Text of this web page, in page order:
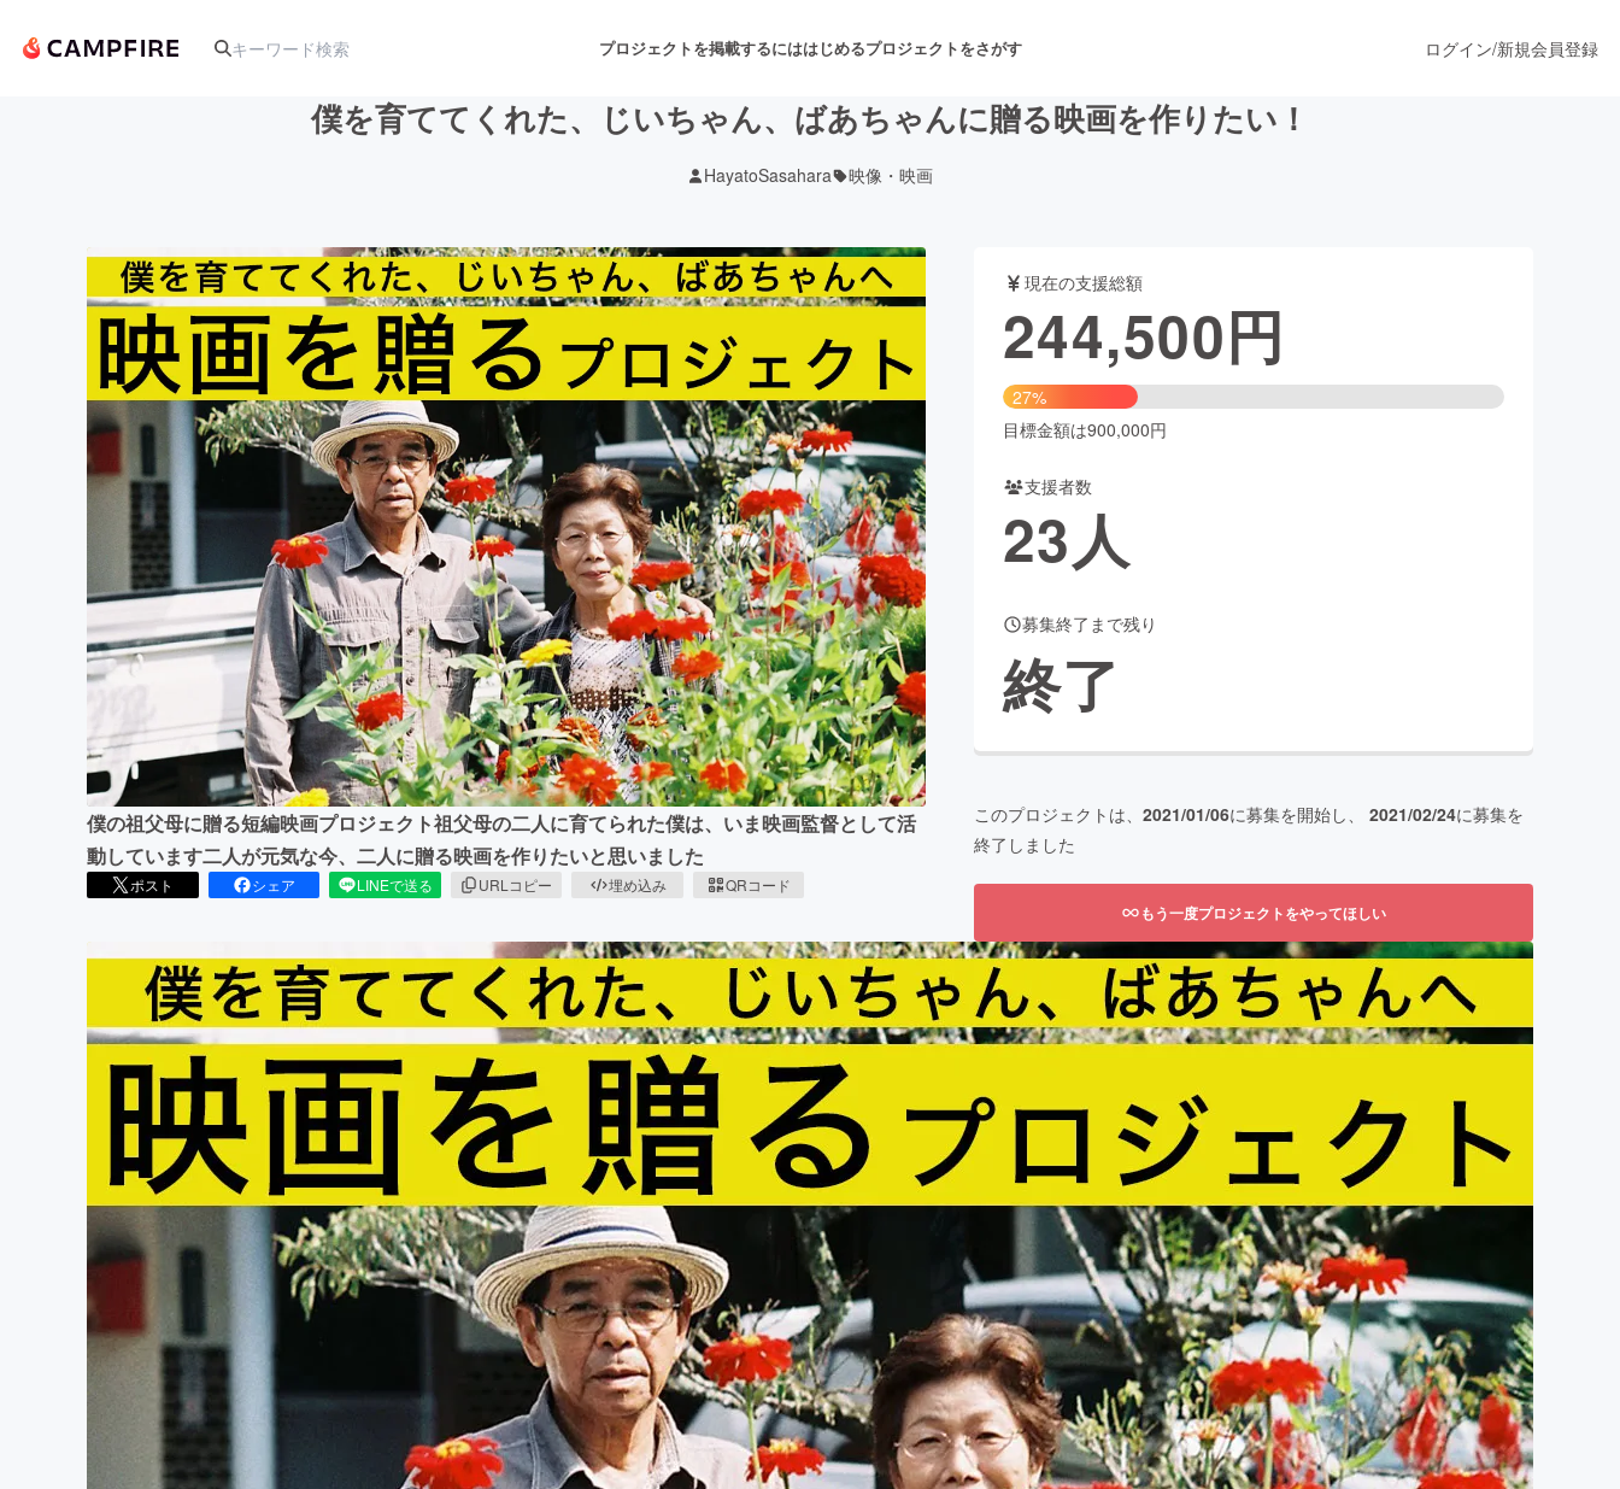
プロジェクトを掲載するにははじめるプロジェクトをさがす
アート・写真 音楽 舞台・パフォーマンス
テクノロジー・ガジェット ゲーム・サービス開発 フード・飲食店 ファッション
映像・映画 書籍・雑誌出版
ビジネス・起業 チャレンジ ビューティー・ヘルスケア
まちづくり・地域活性化
CAMPFIRE for Social GoodCAMPFIRE Creation
CAMPFIREふるさと納税machi-yaコミュニティ
ログイン/新規会員登録
僕を育ててくれた、じいちゃん、ばあちゃんに贈る映画を作りたい！
HayatoSasahara 映像・映画
僕の祖父母に贈る短編映画プロジェクト祖父母の二人に育てられた僕は、いま映画監督として活
動しています二人が元気な今、二人に贈る映画を作りたいと思いました
ポスト シェア LINEで送る URLコピー 埋め込み QRコード
現在の支援総額
244,500円
27%
目標金額は900,000円
支援者数
23人
募集終了まで残り
終了
このプロジェクトは、 2021/01/06に募集を開始し、 2021/02/24に募集を
終了しました
もう一度プロジェクトをやってほしい